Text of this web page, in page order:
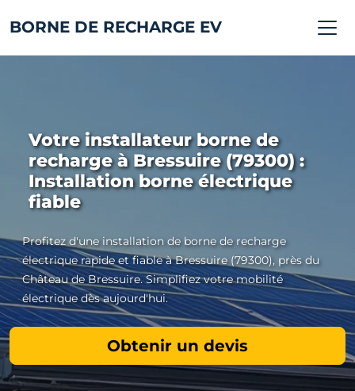
BORNE DE RECHARGE EV
Votre installateur borne de
recharge à Bressuire (79300) :
Installation borne électrique
fiable
Profitez d'une installation de borne de recharge
électrique rapide et fiable à Bressuire (79300), près du
Château de Bressuire. Simplifiez votre mobilité
électrique dès aujourd'hui.
Obtenir un devis